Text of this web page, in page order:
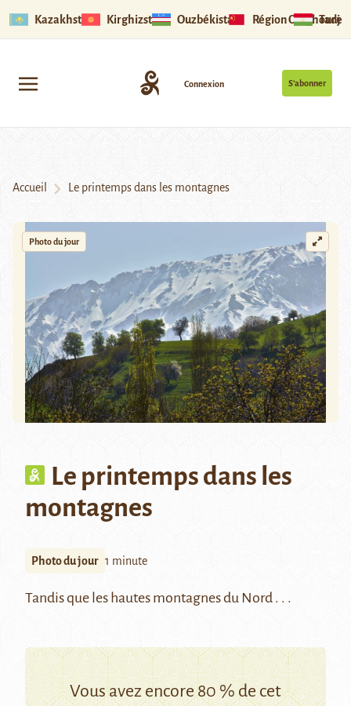
Kazakhstan Kirghizstan Ouzbékistan Région Ouïghoure
S’abonner
Connexion
Accueil Le printemps dans les montagnes
Photo du jour
Le printemps dans les
montagnes
Photo du jour 1 minute
Tandis que les hautes montagnes du Nord . . .
Vous avez encore 80 % de cet